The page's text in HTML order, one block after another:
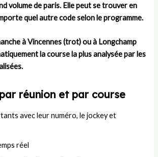
volume de paris. Elle peut se trouver en
quel autre code selon le programme.
à Vincennes (trot) ou à Longchamp
la course la plus analysée par les
réunion et par course
avec leur numéro, le jockey et
réel